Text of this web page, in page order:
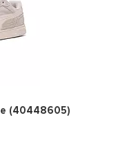
0
(40448605)